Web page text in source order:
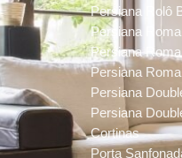
Persiana Rolô
Persiana
Persiana
Persiana
Persiana
Persiana
Cortinas
Porta